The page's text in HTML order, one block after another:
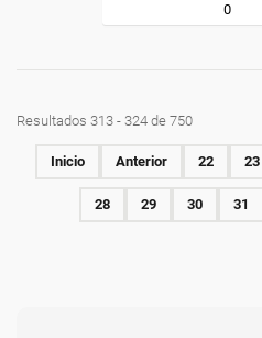
0
Resultados 313 - 324 de 750
Inicio Anterior 22 23
28 29 30 31